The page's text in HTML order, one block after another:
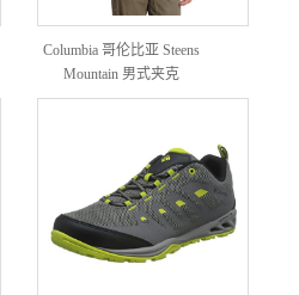
Columbia 哥伦比亚 Steens
Mountain 男式夹克